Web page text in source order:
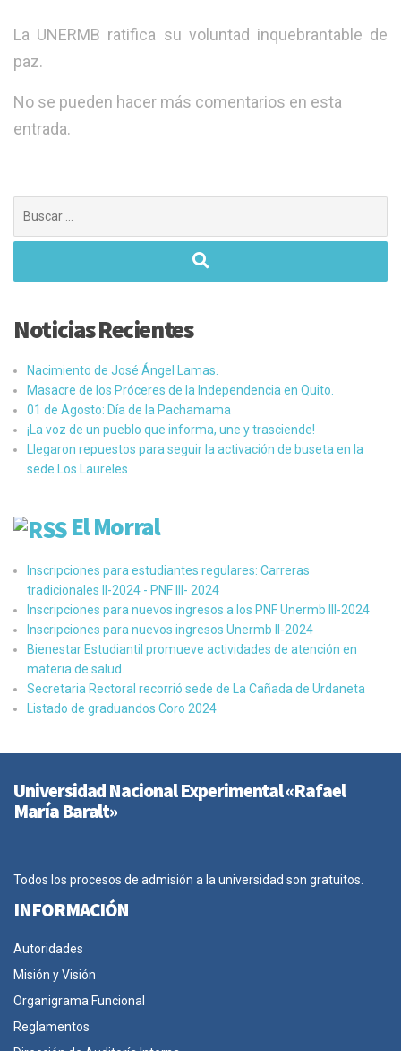
La UNERMB ratifica su voluntad inquebrantable de
paz.
No se pueden hacer más comentarios en esta
entrada.
Noticias Recientes
Nacimiento de José Ángel Lamas.
Masacre de los Próceres de la Independencia en Quito.
01 de Agosto: Día de la Pachamama
¡La voz de un pueblo que informa, une y trasciende!
Llegaron repuestos para seguir la activación de buseta en la
sede Los Laureles
El Morral
Inscripciones para estudiantes regulares: Carreras
tradicionales II-2024 - PNF III- 2024
Inscripciones para nuevos ingresos a los PNF Unermb III-2024
Inscripciones para nuevos ingresos Unermb II-2024
Bienestar Estudiantil promueve actividades de atención en
materia de salud.
Secretaria Rectoral recorrió sede de La Cañada de Urdaneta
Listado de graduandos Coro 2024
Universidad Nacional Experimental «Rafael
María Baralt»
Todos los procesos de admisión a la universidad son gratuitos.
INFORMACIÓN
Autoridades
Misión y Visión
Organigrama Funcional
Reglamentos